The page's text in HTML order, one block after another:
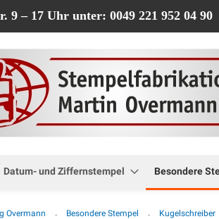
9 – 17 Uhr unter: 0049 221 952 04 90
Datum- und Ziffernstempel Besondere
Overmann Besondere Stempel Kugelschreiber